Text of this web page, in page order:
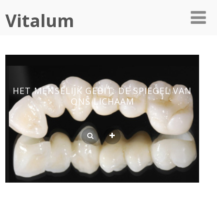
Vitalum
HET MENSELIJK GEBIT: DE SPIEGEL VAN
ONS LICHAAM